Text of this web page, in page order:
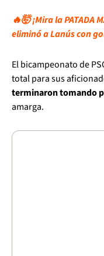
🔥🤯 ¡Mira la PATADA
eliminó a Lanús con
El bicampeonato de
total para sus
terminaron tomando
amarga.